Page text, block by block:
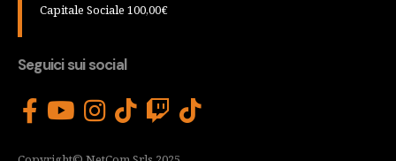
Capitale Sociale 100,00€
Seguici sui social